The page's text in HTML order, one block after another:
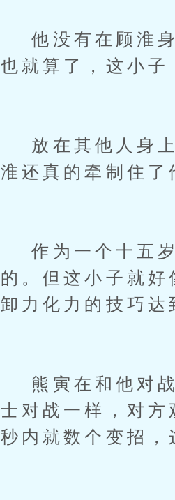
他没有在顾淮身
也就算了，这小子
放在其他人身上
淮还真的牵制住了
作为一个十五岁
的。但这小子就好
卸力化力的技巧达
熊寅在和他对战
士对战一样，对方
秒内就数个变招，